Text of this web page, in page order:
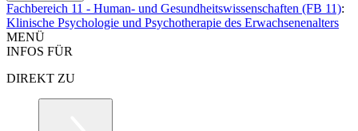
Fachbereich 11 - Human- und Gesundheitswissenschaften (FB 11):
Klinische Psychologie und Psychotherapie des Erwachsenenalters
MENÜ
INFOS FÜR
DIREKT ZU